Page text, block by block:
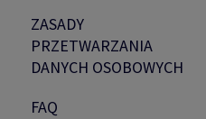
ZASADY
PRZETWARZANIA
DANYCH OSOBOWYCH
FAQ